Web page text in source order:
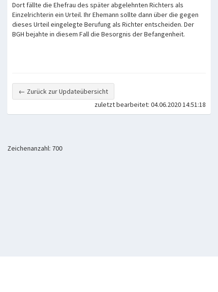
Dort fällte die Ehefrau des später abgelehnten Richters als
Einzelrichterin ein Urteil. Ihr Ehemann sollte dann über die gegen
dieses Urteil eingelegte Berufung als Richter entscheiden. Der
BGH bejahte in diesem Fall die Besorgnis der Befangenheit.
← Zurück zur Updateübersicht
zuletzt bearbeitet: 04.06.2020 14:51:18
Zeichenanzahl: 700